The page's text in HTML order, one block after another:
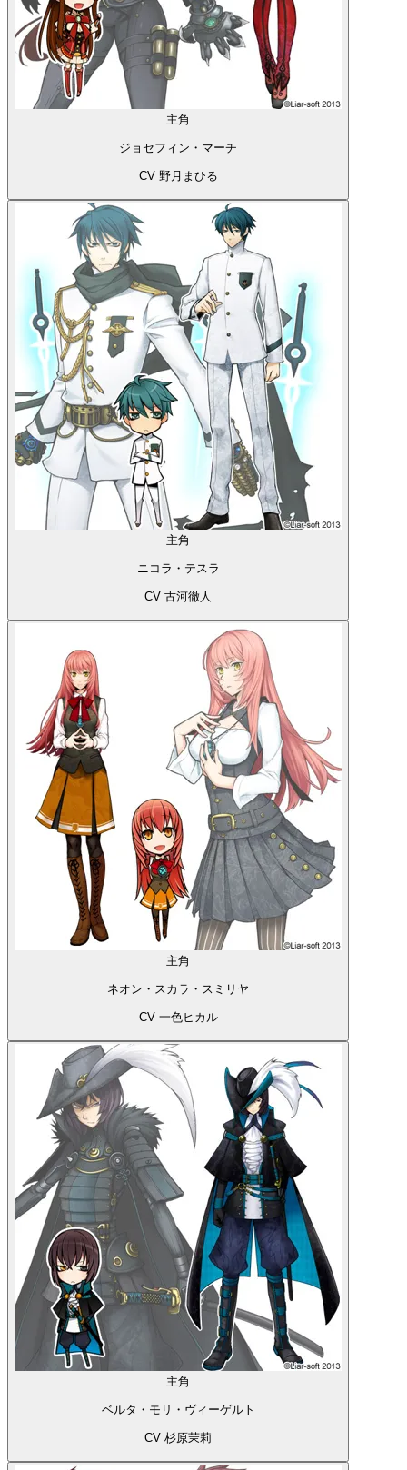
主角
ジョセフィン・マーチ
CV 野月まひる
主角
ニコラ・テスラ
CV 古河徹人
主角
ネオン・スカラ・スミリヤ
CV 一色ヒカル
主角
ベルタ・モリ・ヴィーゲルト
CV 杉原茉莉